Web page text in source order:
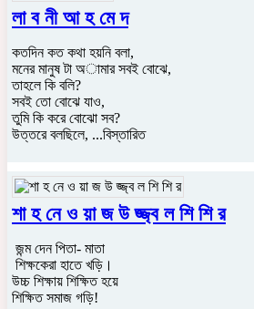
লা ব নী আ হ মে দ
কতদিন কত কথা হয়নি বলা,
মনের মানুষ টা অামার সবই বোঝে,
তাহলে কি বলি?
সবই তো বোঝে যাও,
তুমি কি করে বোঝো সব?
উত্তরে বলছিলে, ...বিস্তারিত
শা হ নে ও য়া জ উ জ্জ্ব ল শি শি র
জন্ম দেন পিতা- মাতা
শিক্ষকেরা হাতে খড়ি।
উচ্চ শিক্ষায় শিক্ষিত হয়ে
শিক্ষিত সমাজ গড়ি!